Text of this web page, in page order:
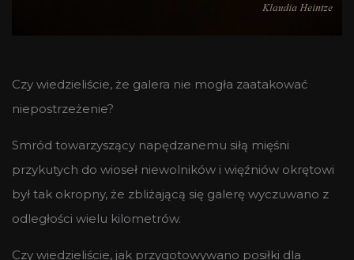
Czy wiedzieliście, że galera nie mogła zaatakować
niepostrzeżenie?
Smród towarzyszący napędzanemu siłą mięśni
przykutych do wioseł niewolników i więźniów okrętowi
był tak okropny, że zbliżającą się galerę wyczuwano z
odległości wielu kilometrów.
Czy wiedzieliście, jak przygotowywano posiłki dla